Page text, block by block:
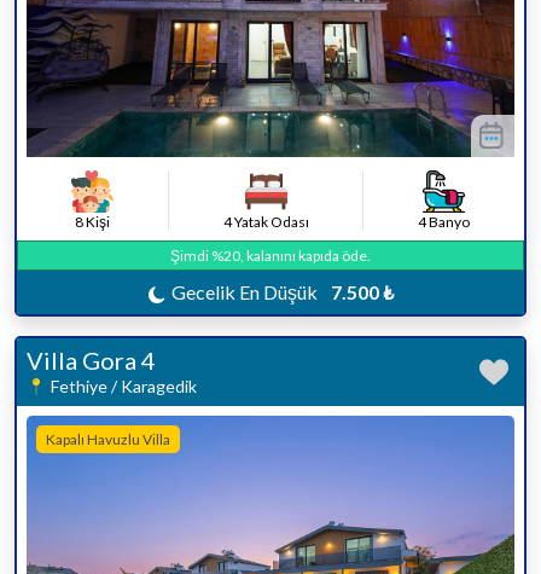
8 Kişi 4 Yatak Odası
4 Banyo
Şimdi %20, kalanını kapıda öde.
Gecelik En Düşük 7.500 ₺
Villa Gora 4
Fethiye / Karagedik
Kapalı Havuzlu Villa